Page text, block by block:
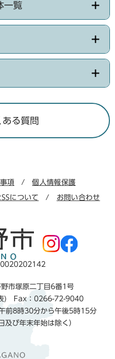
一覧
ある質問
項 個人情報保護
について お問い合わせ
市塚原二丁目6番1号
) Fax：0266-72-9040
前8時30分から午後5時15分
及び年末年始は除く）